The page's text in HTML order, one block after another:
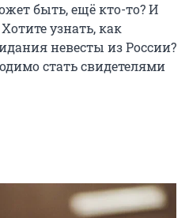
быть, ещё кто-то? И
узнать, как
невесты из России?
стать свидетелями